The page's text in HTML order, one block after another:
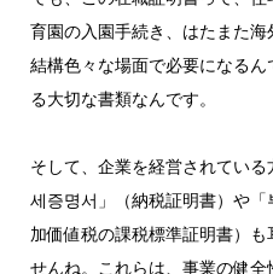
育園の入園手続き、はたまた海
結構色々な場面で必要になる
る大切な書類なんです。
そして、企業を経営されてい
세증명서」（納税証明書）や
加価値税の課税標準証明書）
せんね。これらは、事業の健